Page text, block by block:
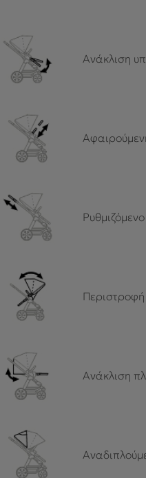
Ανάκλιση
Aνάκλιση